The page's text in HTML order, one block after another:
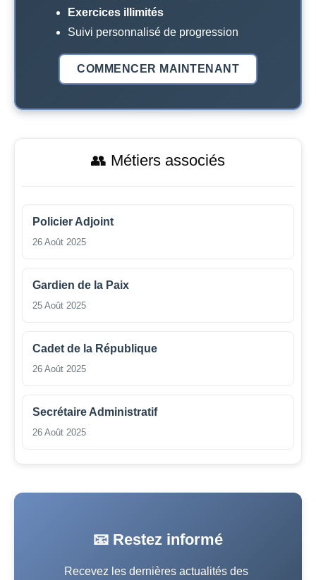
Exercices illimités
Suivi personnalisé de progression
COMMENCER MAINTENANT
👥 Métiers associés
Policier Adjoint
26 Août 2025
Gardien de la Paix
25 Août 2025
Cadet de la République
26 Août 2025
Secrétaire Administratif
26 Août 2025
📧 Restez informé
Recevez les dernières actualités des